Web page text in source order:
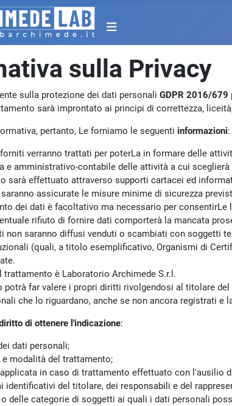
sulla Privacy
sulla protezione dei dati personaliGDPR 2016/679
sarà improntato ai principi di correttezza,
pertanto, Le forniamo le seguenti informazioni:
verranno trattati per poterLa in formare delle
e amministrativo-contabile delle attività a cui
sarà effettuato attraverso supporti cartacei ed
assicurate le misure minime di sicurezza
dei dati è facoltativo ma necessario per
rifiuto di fornire dati comporterà la mancata
non saranno diffusi venduti o scambiati con soggetti
(quali, a titolo esemplificativo, Organismi di
trattamento è Laboratorio Archimede S.r.l.
potrà far valere i propri diritti rivolgendosi al titolare
che lo riguardano, anche se non ancora registrati
di ottenere l'indicazione:
dati personali;
modalità del trattamento;
in caso di trattamento effettuato con l'ausilio
identificativi del titolare, dei responsabili e del
delle categorie di soggetti ai quali i dati personali